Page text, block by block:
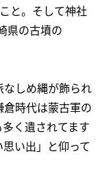
と。そして神社
県の古墳の
しめ縄が飾られ
時代は蒙古軍の
く遺されてます
思い出」と仰って